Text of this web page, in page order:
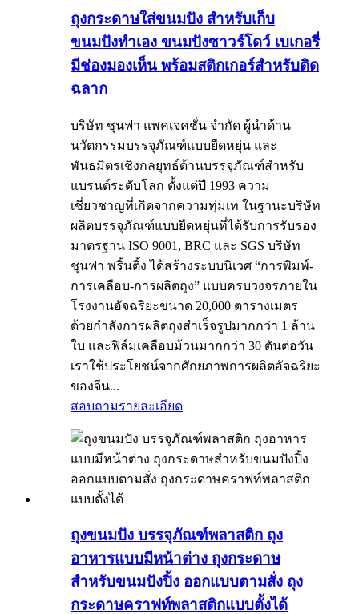
ถุงกระดาษใส่ขนมปัง สำหรับเก็บ
ขนมปังทำเอง ขนมปังซาวร์โดว์ เบเกอรี่
มีช่องมองเห็น พร้อมสติกเกอร์สำหรับติด
ฉลาก
บริษัท ชุนฟา แพคเจคชั่น จำกัด ผู้นำด้าน
นวัตกรรมบรรจุภัณฑ์แบบยืดหยุ่น และ
พันธมิตรเชิงกลยุทธ์ด้านบรรจุภัณฑ์สำหรับ
แบรนด์ระดับโลก ตั้งแต่ปี 1993 ความ
เชี่ยวชาญที่เกิดจากความทุ่มเท ในฐานะบริษัท
ผลิตบรรจุภัณฑ์แบบยืดหยุ่นที่ได้รับการรับรอง
มาตรฐาน ISO 9001, BRC และ SGS บริษัท
ชุนฟา พริ้นติ้ง ได้สร้างระบบนิเวศ “การพิมพ์-
การเคลือบ-การผลิตถุง” แบบครบวงจรภายใน
โรงงานอัจฉริยะขนาด 20,000 ตารางเมตร
ด้วยกำลังการผลิตถุงสำเร็จรูปมากกว่า 1 ล้าน
ใบ และฟิล์มเคลือบม้วนมากกว่า 30 ตันต่อวัน
เราใช้ประโยชน์จากศักยภาพการผลิตอัจฉริยะ
ของจีน...
สอบถามรายละเอียด
ถุงขนมปัง บรรจุภัณฑ์พลาสติก ถุง
อาหารแบบมีหน้าต่าง ถุงกระดาษ
สำหรับขนมปังปิ้ง ออกแบบตามสั่ง ถุง
กระดาษคราฟท์พลาสติกแบบตั้งได้